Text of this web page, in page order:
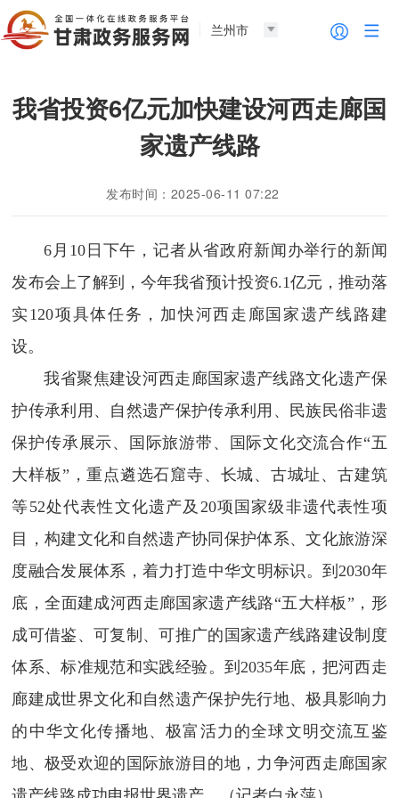
兰州市
我省投资6亿元加快建设河西走廊国
家遗产线路
发布时间：2025-06-11 07:22
6月10日下午，记者从省政府新闻办举行的新闻
发布会上了解到，今年我省预计投资6.1亿元，推动落
实120项具体任务，加快河西走廊国家遗产线路建
设。
我省聚焦建设河西走廊国家遗产线路文化遗产保
护传承利用、自然遗产保护传承利用、民族民俗非遗
保护传承展示、国际旅游带、国际文化交流合作“五
大样板”，重点遴选石窟寺、长城、古城址、古建筑
等52处代表性文化遗产及20项国家级非遗代表性项
目，构建文化和自然遗产协同保护体系、文化旅游深
度融合发展体系，着力打造中华文明标识。到2030年
底，全面建成河西走廊国家遗产线路“五大样板”，形
成可借鉴、可复制、可推广的国家遗产线路建设制度
体系、标准规范和实践经验。到2035年底，把河西走
廊建成世界文化和自然遗产保护先行地、极具影响力
的中华文化传播地、极富活力的全球文明交流互鉴
地、极受欢迎的国际旅游目的地，力争河西走廊国家